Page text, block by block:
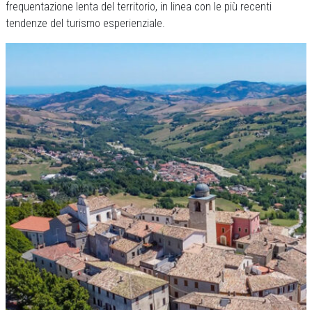
frequentazione lenta del territorio, in linea con le più recenti
tendenze del turismo esperienziale.